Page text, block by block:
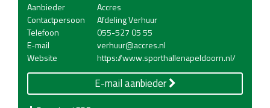
Aanbieder
Accres
Contactpersoon
Afdeling Verhuur
Telefoon
055-527 05 55
E-mail
verhuur@accres.nl
Website
https://www.sporthallenapeldoorn.nl/
E-mail aanbieder